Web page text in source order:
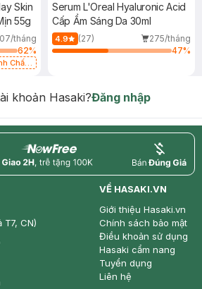
Skin
55g
tháng
62%
Chất
Serum L'Oreal Hyaluronic Acid
Cấp Ẩm Sáng Da 30ml
4.9 (27)
275/tháng
47%
khoản Hasaki?Đăng nhập
nowfree price
CN)
VỀ HASAKI.VN
Giới thiệu Hasaki.vn
Chính sách bảo mật
Điều khoản sử dụng
Hasaki cẩm nang
Tuyển dụng
Liên hệ